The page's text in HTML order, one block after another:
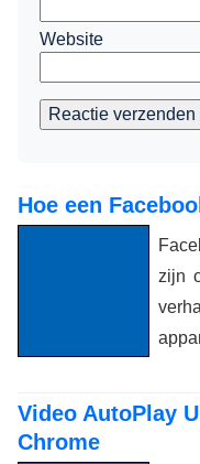
Website
Reactie verzenden
Hoe een
zijn
Video AutoPlay
Chrome